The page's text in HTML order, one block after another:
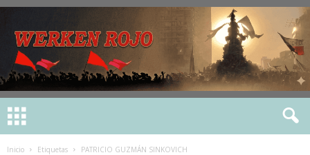
Inicio Etiquetas PATRICIO GUZMÁN SINKOVICH